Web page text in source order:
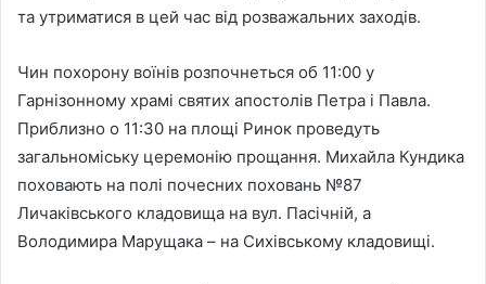
та утриматися в цей час від розважальних заходів.
Чин похорону воїнів розпочнеться об 11:00 у
Гарнізонному храмі святих апостолів Петра і Павла.
Приблизно о 11:30 на площі Ринок проведуть
загальноміську церемонію прощання. Михайла Кундика
поховають на полі почесних поховань №87
Личаківського кладовища на вул. Пасічній, а
Володимира Марущака – на Сихівському кладовищі.